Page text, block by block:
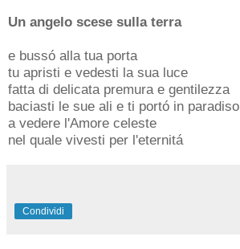
Un angelo scese sulla terra
e bussó alla tua porta
tu apristi e vedesti la sua luce
fatta di delicata premura e gentilezza
baciasti le sue ali e ti portó in paradiso
a vedere l'Amore celeste
nel quale vivesti per l'eternitá
Condividi